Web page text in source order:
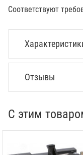
Соответствуют
Отзывы
С этим